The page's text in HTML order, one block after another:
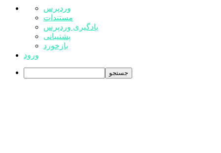
درباره
وردپرس
وردپرس
مستندات
یادگیری وردپرس
پشتیبانی
بازخورد
ورود
جستجو